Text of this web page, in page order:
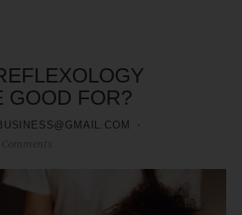
GOOD FOR?